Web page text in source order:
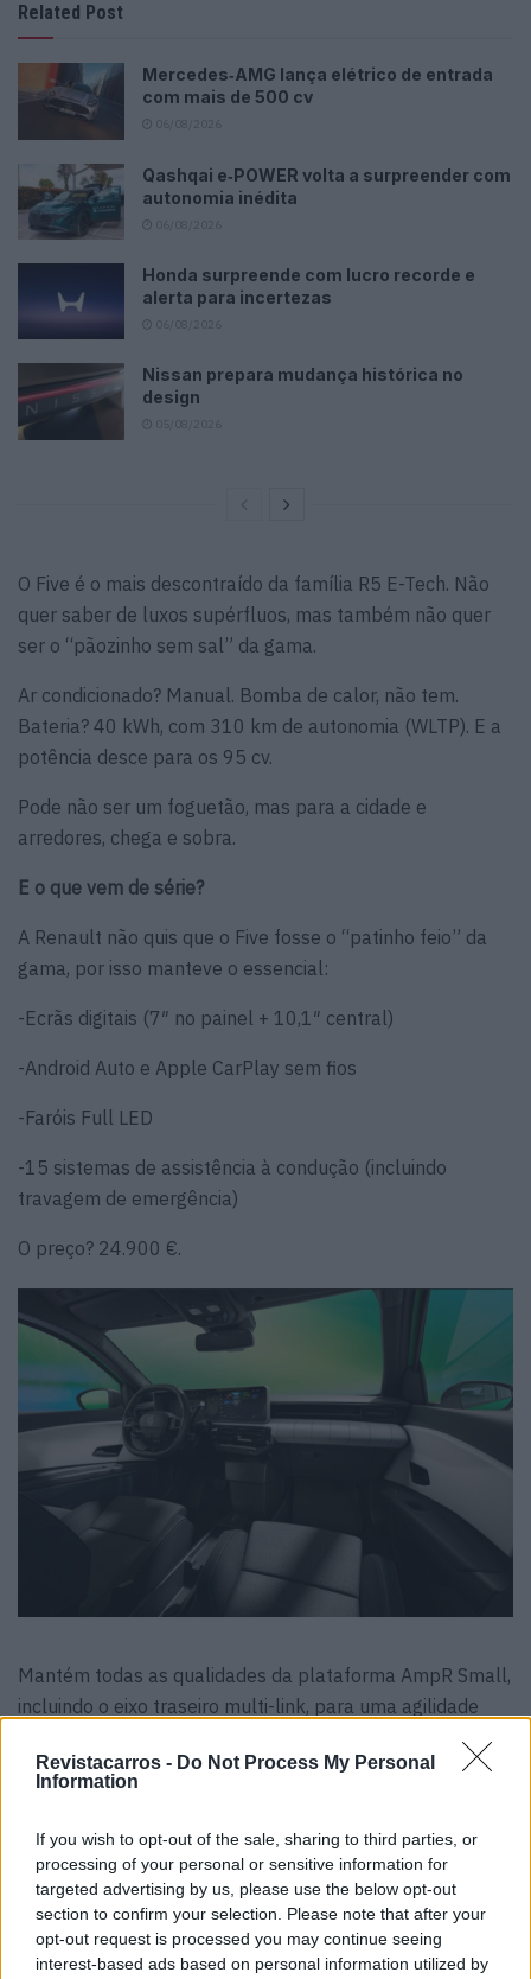
Revistacarros - Do Not Process My Personal
Information
If you wish to opt-out of the sale, sharing to third parties, or
processing of your personal or sensitive information for
targeted advertising by us, please use the below opt-out
section to confirm your selection. Please note that after your
opt-out request is processed you may continue seeing
interest-based ads based on personal information utilized by
Related Post
Mercedes‑AMG lança elétrico de entrada
com mais de 500 cv
Qashqai e‑POWER volta a surpreender com
autonomia inédita
Honda surpreende com lucro recorde e
alerta para incertezas
Nissan prepara mudança histórica no
design
O Five é o mais descontraído da família R5 E-Tech. Não
quer saber de luxos supérfluos, mas também não quer
ser o “pãozinho sem sal” da gama.
Ar condicionado? Manual. Bomba de calor, não tem.
Bateria? 40 kWh, com 310 km de autonomia (WLTP). E a
potência desce para os 95 cv.
Pode não ser um foguetão, mas para a cidade e
arredores, chega e sobra.
E o que vem de série?
A Renault não quis que o Five fosse o “patinho feio” da
gama, por isso manteve o essencial:
-Ecrãs digitais (7″ no painel + 10,1″ central)
-Android Auto e Apple CarPlay sem fios
-Faróis Full LED
-15 sistemas de assistência à condução (incluindo
travagem de emergência)
O preço? 24.900 €.
Mantém todas as qualidades da plataforma AmpR Small,
incluindo o eixo traseiro multi-link, para uma agilidade
Mas se precisa de carregamentos rápidos ou mais
Evolution (120 cv, 52 kWh), que chega aos 410 km.
Leia também:Nova Renault 4L Elétrica: Carta de amor a
um ícone